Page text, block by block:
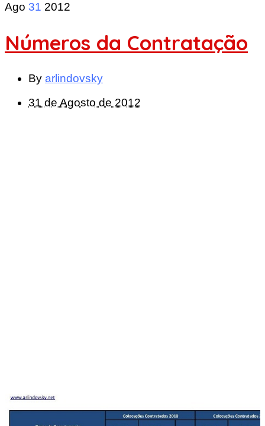
Ago 31 2012
Números da Contratação
By arlindovsky
31 de Agosto de 2012